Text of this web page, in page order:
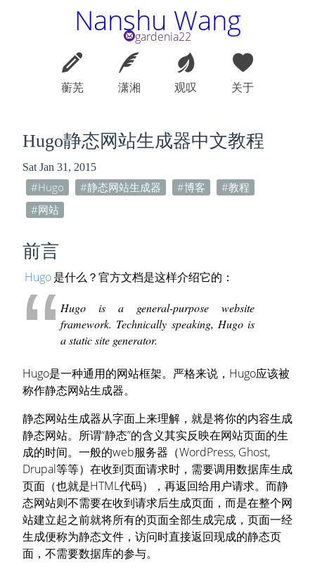
Nanshu Wang
gardenia22
蘅芜 潇湘 观叹 关于
Hugo静态网站生成器中文教程
Sat Jan 31, 2015
Hugo 静态网站生成器 博客
教程
网站
前言
Hugo是什么？官方文档是这样介绍它的：
Hugo is a general-purpose website
framework. Technically speaking, Hugo is
a static site generator.
Hugo是一种通用的网站框架。严格来说，Hugo应该被
称作静态网站生成器。
静态网站生成器从字面上来理解，就是将你的内容生成
静态网站。所谓“静态”的含义其实反映在网站页面的生
成的时间。一般的web服务器（WordPress, Ghost,
Drupal等等）在收到页面请求时，需要调用数据库生成
页面（也就是HTML代码），再返回给用户请求。而静
态网站则不需要在收到请求后生成页面，而是在整个网
站建立起之前就将所有的页面全部生成完成，页面一经
生成便称为静态文件，访问时直接返回现成的静态页
面，不需要数据库的参与。